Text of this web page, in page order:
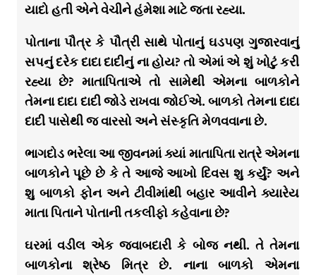
યાદો હતી એને વેચીને હંમેશા માટે જતા રહ્યા.
પોતાના પૌત્ર કે પૌત્રી સાથે પોતાનું ઘડપણ ગુજારવાનું
સપનું દરેક દાદા દાદીનું ના હોય? તો એમાં એ શું ખોટું કરી
રહ્યા છે? માતાપિતાએ તો સામેથી એમના બાળકોને
તેમના દાદા દાદી જોડે રાખવા જોઈએ. બાળકો તેમના દાદા
દાદી પાસેથી જ વારસો અને સંસ્કૃતિ મેળવવાના છે.
ભાગદોડ ભરેલા આ જીવનમાં ક્યાં માતાપિતા રાત્રે એમના
બાળકોને પૂછે છે કે તે આજે આખો દિવસ શુ કર્યું? અને
શુ બાળકો ફોન અને ટીવીમાંથી બહાર આવીને ક્યારેય
માતા પિતાને પોતાની તકલીફો કહેવાના છે?
ઘરમાં વડીલ એક જવાબદારી કે બોજ નથી. તે તેમના
બાળકોના શ્રેષ્ઠ મિત્ર છે. નાના બાળકો એમના